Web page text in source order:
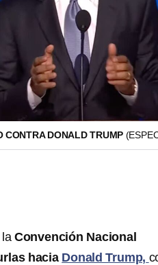
CONTRA DONALD TRUMP
Convención Nacional
hacia Donald Trump,